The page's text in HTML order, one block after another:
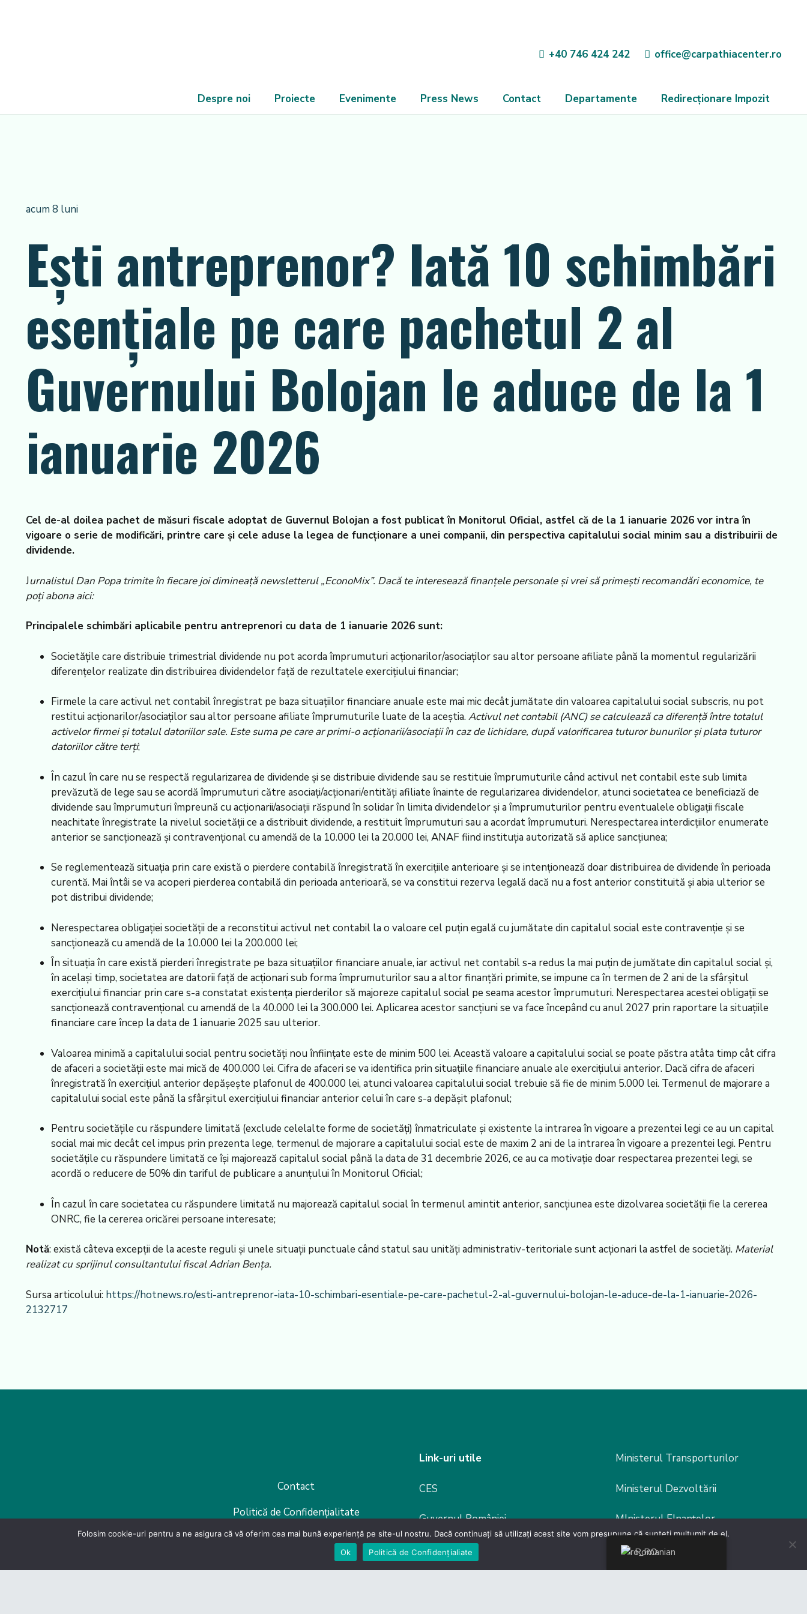
+40 746 424 242 office@carpathiacenter.ro
Despre noi Proiecte Evenimente Press News Contact Departamente Redirecționare Impozit
acum 8 luni
Ești antreprenor? Iată 10 schimbări
esențiale pe care pachetul 2 al
Guvernului Bolojan le aduce de la 1
ianuarie 2026
Cel de-al doilea pachet de măsuri fiscale adoptat de Guvernul Bolojan a fost publicat în Monitorul Oficial, astfel că de la 1 ianuarie 2026 vor intra în
vigoare o serie de modificări, printre care și cele aduse la legea de funcționare a unei companii, din perspectiva capitalului social minim sau a distribuirii de
dividende.
Jurnalistul Dan Popa trimite în fiecare joi dimineață newsletterul „EconoMix”. Dacă te interesează finanțele personale și vrei să primești recomandări economice, te
poți abona aici:
Principalele schimbări aplicabile pentru antreprenori cu data de 1 ianuarie 2026 sunt:
Societățile care distribuie trimestrial dividende nu pot acorda împrumuturi acționarilor/asociaților sau altor persoane afiliate până la momentul regularizării
diferențelor realizate din distribuirea dividendelor față de rezultatele exercițiului financiar;
Firmele la care activul net contabil înregistrat pe baza situațiilor financiare anuale este mai mic decât jumătate din valoarea capitalului social subscris, nu pot
restitui acționarilor/asociaților sau altor persoane afiliate împrumuturile luate de la aceștia.Activul net contabil (ANC) se calculează ca diferență între totalul
activelor firmei și totalul datoriilor sale.​ Este suma pe care ar primi-o acționarii/asociații în caz de lichidare, după valorificarea tuturor bunurilor și plata tuturor
datoriilor către terți;
În cazul în care nu se respectă regularizarea de dividende și se distribuie dividende sau se restituie împrumuturile când activul net contabil este sub limita
prevăzută de lege sau se acordă împrumuturi către asociați/acționari/entități afiliate înainte de regularizarea dividendelor, atunci societatea ce beneficiază de
dividende sau împrumuturi împreună cu acționarii/asociații răspund în solidar în limita dividendelor și a împrumuturilor pentru eventualele obligații fiscale
neachitate înregistrate la nivelul societății ce a distribuit dividende, a restituit împrumuturi sau a acordat împrumuturi. Nerespectarea interdicțiilor enumerate
anterior se sancționează și contravențional cu amendă de la 10.000 lei la 20.000 lei, ANAF fiind instituția autorizată să aplice sancțiunea;
Se reglementează situația prin care există o pierdere contabilă înregistrată în exercițiile anterioare și se intenționează doar distribuirea de dividende în perioada
curentă. Mai întâi se va acoperi pierderea contabilă din perioada anterioară, se va constitui rezerva legală dacă nu a fost anterior constituită și abia ulterior se
pot distribui dividende;
Nerespectarea obligației societății de a reconstitui activul net contabil la o valoare cel puțin egală cu jumătate din capitalul social este contravenție și se
sancționează cu amendă de la 10.000 lei la 200.000 lei;
În situația în care există pierderi înregistrate pe baza situațiilor financiare anuale, iar activul net contabil s-a redus la mai puțin de jumătate din capitalul social și,
în același timp, societatea are datorii față de acționari sub forma împrumuturilor sau a altor finanțări primite, se impune ca în termen de 2 ani de la sfârșitul
exercițiului financiar prin care s-a constatat existența pierderilor să majoreze capitalul social pe seama acestor împrumuturi. Nerespectarea acestei obligații se
sancționează contravențional cu amendă de la 40.000 lei la 300.000 lei. Aplicarea acestor sancțiuni se va face începând cu anul 2027 prin raportare la situațiile
financiare care încep la data de 1 ianuarie 2025 sau ulterior.
Valoarea minimă a capitalului social pentru societăți nou înființate este de minim 500 lei. Această valoare a capitalului social se poate păstra atâta timp cât cifra
de afaceri a societății este mai mică de 400.000 lei. Cifra de afaceri se va identifica prin situațiile financiare anuale ale exercițiului anterior. Dacă cifra de afaceri
înregistrată în exercițiul anterior depășește plafonul de 400.000 lei, atunci valoarea capitalului social trebuie să fie de minim 5.000 lei. Termenul de majorare a
capitalului social este până la sfârșitul exercițiului financiar anterior celui în care s-a depășit plafonul;
Pentru societățile cu răspundere limitată (exclude celelalte forme de societăți) înmatriculate și existente la intrarea în vigoare a prezentei legi ce au un capital
social mai mic decât cel impus prin prezenta lege, termenul de majorare a capitalului social este de maxim 2 ani de la intrarea în vigoare a prezentei legi. Pentru
societățile cu răspundere limitată ce își majorează capitalul social până la data de 31 decembrie 2026, ce au ca motivație doar respectarea prezentei legi, se
acordă o reducere de 50% din tariful de publicare a anunțului în Monitorul Oficial;
În cazul în care societatea cu răspundere limitată nu majorează capitalul social în termenul amintit anterior, sancțiunea este dizolvarea societății fie la cererea
ONRC, fie la cererea oricărei persoane interesate;
Notă: există câteva excepții de la aceste reguli și unele situații punctuale când statul sau unități administrativ-teritoriale sunt acționari la astfel de societăți. Material
realizat cu sprijinul consultantului fiscal Adrian Bența.
Sursa articolului: https://hotnews.ro/esti-antreprenor-iata-10-schimbari-esentiale-pe-care-pachetul-2-al-guvernului-bolojan-le-aduce-de-la-1-ianuarie-2026-
2132717
Contact
Politică de Confidențialitate
Devino membru
Link-uri utile
CES
Guvernul României
Camera Deputaților
Ministerul Transporturilor
Ministerul Dezvoltării
MInisterul FInanțelor
MInisterul Muncii
Romanian
Folosim cookie-uri pentru a ne asigura că vă oferim cea mai bună experiență pe site-ul nostru. Dacă continuați să utilizați acest site vom presupune că sunteți mulțumit de el.
Ok
Politică de Confidențialiate